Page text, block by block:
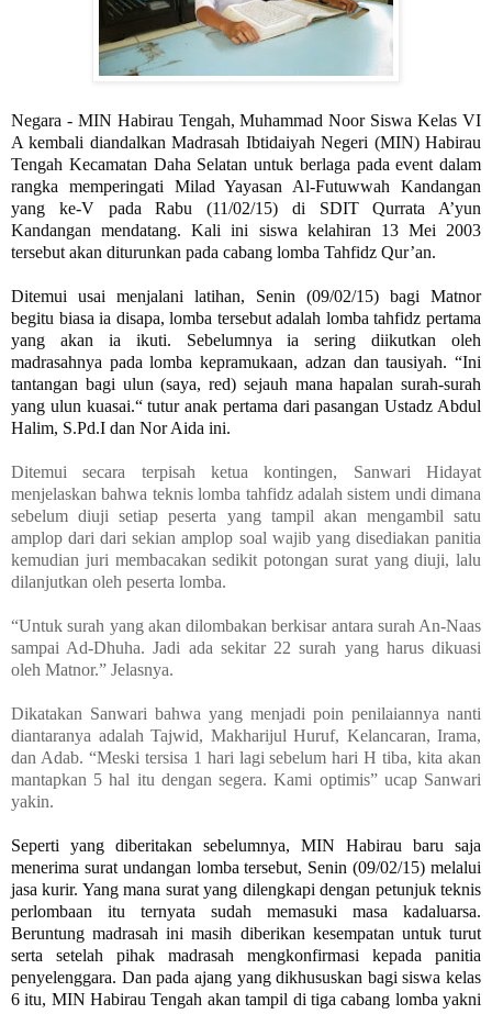
Negara - MIN Habirau Tengah, Muhammad Noor Siswa Kelas VI
A kembali diandalkan Madrasah Ibtidaiyah Negeri (MIN) Habirau
Tengah Kecamatan Daha Selatan untuk berlaga pada event dalam
rangka memperingati Milad Yayasan Al-Futuwwah Kandangan
yang ke-V pada Rabu (11/02/15) di SDIT Qurrata A’yun
Kandangan mendatang. Kali ini siswa kelahiran 13 Mei 2003
tersebut akan diturunkan pada cabang lomba Tahfidz Qur’an.
Ditemui usai menjalani latihan, Senin (09/02/15) bagi Matnor
begitu biasa ia disapa, lomba tersebut adalah lomba tahfidz pertama
yang akan ia ikuti. Sebelumnya ia sering diikutkan oleh
madrasahnya pada lomba kepramukaan, adzan dan tausiyah. “Ini
tantangan bagi ulun (saya, red) sejauh mana hapalan surah-surah
yang ulun kuasai.“ tutur anak pertama dari pasangan Ustadz Abdul
Halim, S.Pd.I dan Nor Aida ini.
Ditemui secara terpisah ketua kontingen, Sanwari Hidayat
menjelaskan bahwa teknis lomba tahfidz adalah sistem undi dimana
sebelum diuji setiap peserta yang tampil akan mengambil satu
amplop dari dari sekian amplop soal wajib yang disediakan panitia
kemudian juri membacakan sedikit potongan surat yang diuji, lalu
dilanjutkan oleh peserta lomba.
“Untuk surah yang akan dilombakan berkisar antara surah An-Naas
sampai Ad-Dhuha. Jadi ada sekitar 22 surah yang harus dikuasi
oleh Matnor.” Jelasnya.
Dikatakan Sanwari bahwa yang menjadi poin penilaiannya nanti
diantaranya adalah Tajwid, Makharijul Huruf, Kelancaran, Irama,
dan Adab. “Meski tersisa 1 hari lagi sebelum hari H tiba, kita akan
mantapkan 5 hal itu dengan segera. Kami optimis” ucap Sanwari
yakin.
Seperti yang diberitakan sebelumnya, MIN Habirau baru saja
menerima surat undangan lomba tersebut, Senin (09/02/15) melalui
jasa kurir. Yang mana surat yang dilengkapi dengan petunjuk teknis
perlombaan itu ternyata sudah memasuki masa kadaluarsa.
Beruntung madrasah ini masih diberikan kesempatan untuk turut
serta setelah pihak madrasah mengkonfirmasi kepada panitia
penyelenggara. Dan pada ajang yang dikhususkan bagi siswa kelas
6 itu, MIN Habirau Tengah akan tampil di tiga cabang lomba yakni